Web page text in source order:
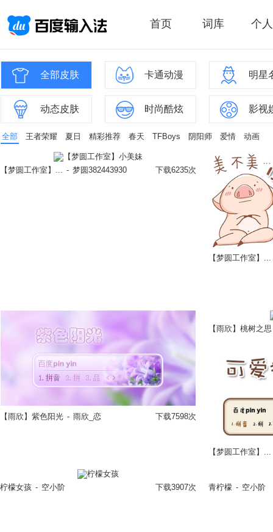
首页 词库 个
全部皮肤 卡通动漫 明星
动态皮肤 时尚酷炫 影视
全部 王者荣耀 夏日 精彩推荐 春天 TFBoys 阴阳师 爱情 动画
【梦圆工作室】... - 梦圆382443930 下载6235次
【梦圆工作室】...
立即换肤
【雨欣】紫色阳光 - 雨欣_恋 下载7598次
【雨欣】桃树之思
【梦圆工作室】...
柠檬女孩 - 空小阶 下载3907次 青柠檬 - 空小阶